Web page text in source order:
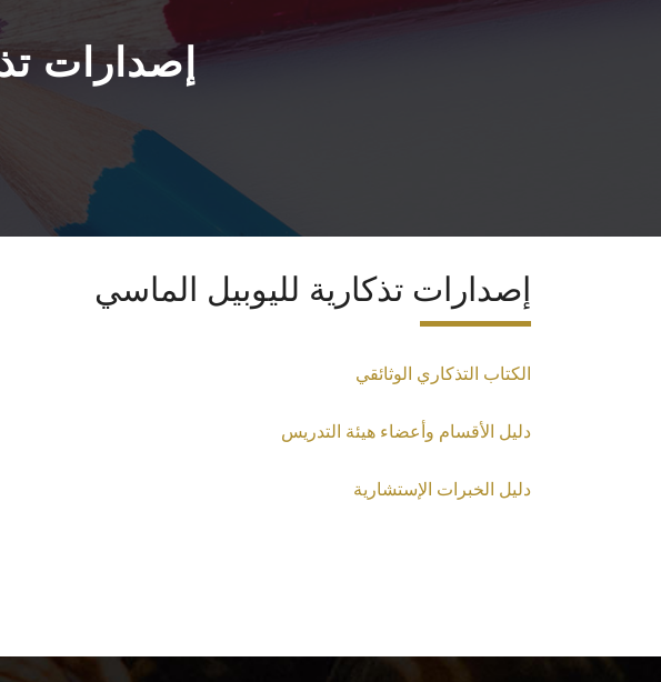
إصدارات
إصدارات تذكارية لليوبيل الماسي
الكتاب التذكاري الوثائقي
دليل الأقسام وأعضاء هيئة التدريس
دليل الخبرات الإستشارية